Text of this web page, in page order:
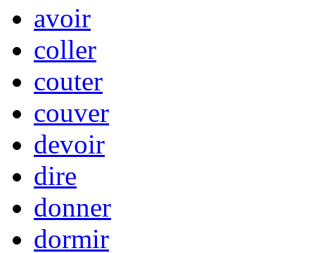
avoir
coller
couter
couver
devoir
dire
donner
dormir